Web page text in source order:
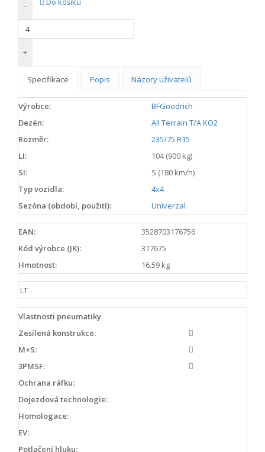
-
+
Specifikace Popis Názory uživatelů
Výrobce:
BFGoodrich
Dezén:
All Terrain T/A KO2
Rozměr:
235/75 R15
LI:
104 (900 kg)
SI:
S (180 km/h)
Typ vozidla:
4x4
Sezóna (období, použití):
Univerzal
EAN:
3528703176756
Kód výrobce (JK):
317675
Hmotnost:
16.59 kg
LT
Vlastnosti pneumatiky
Zesílená konstrukce:
M+S:
3PMSF:
Ochrana ráfku:
Dojezdová technologie:
Homologace:
EV:
Potlačení hluku: